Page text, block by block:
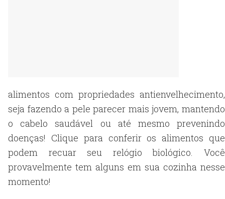
alimentos com propriedades antienvelhecimento,
seja fazendo a pele parecer mais jovem, mantendo
o cabelo saudável ou até mesmo prevenindo
doenças! Clique para conferir os alimentos que
podem recuar seu relógio biológico. Você
provavelmente tem alguns em sua cozinha nesse
momento!